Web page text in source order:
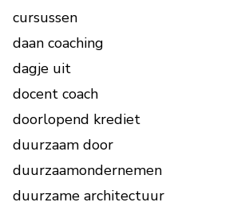
cursussen
daan coaching
dagje uit
docent coach
doorlopend krediet
duurzaam door
duurzaamondernemen
duurzame architectuur